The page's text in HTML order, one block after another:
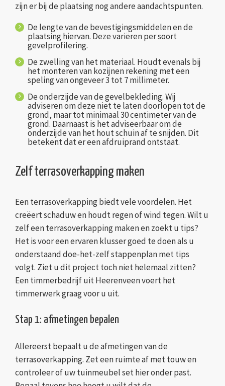
zijn er bij de plaatsing nog andere aandachtspunten.
De lengte van de bevestigingsmiddelen en de
plaatsing hiervan. Deze variëren per soort
gevelprofilering.
De zwelling van het materiaal. Houdt evenals bij
het monteren van kozijnen rekening met een
speling van ongeveer 3 tot 7 millimeter.
De onderzijde van de gevelbekleding. Wij
adviseren om deze niet te laten doorlopen tot de
grond, maar tot minimaal 30 centimeter van de
grond. Daarnaast is het adviseerbaar om de
onderzijde van het hout schuin af te snijden. Dit
betekent dat er een afdruiprand ontstaat.
Zelf terrasoverkapping maken
Een terrasoverkapping biedt vele voordelen. Het
creëert schaduw en houdt regen of wind tegen. Wilt u
zelf een terrasoverkapping maken en zoekt u tips?
Het is voor een ervaren klusser goed te doen als u
onderstaand doe-het-zelf stappenplan met tips
volgt. Ziet u dit project toch niet helemaal zitten?
Een timmerbedrijf uit Heerenveen voert het
timmerwerk graag voor u uit.
Stap 1: afmetingen bepalen
Allereerst bepaalt u de afmetingen van de
terrasoverkapping. Zet een ruimte af met touw en
controleer of uw tuinmeubel set hier onder past.